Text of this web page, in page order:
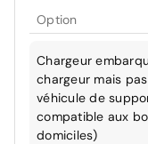
Option
Chargeur
chargeur mais
véhicule de
compatible aux
domiciles)